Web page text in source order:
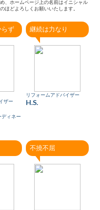
、ホームページ上の名前はイニシャル
ほどよろしくお願いいたします。
らず
ザー
ィネー
継続は力なり
リフォームアドバイザー
H.S.
不撓不屈